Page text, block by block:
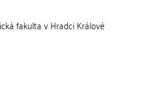
fakulta v Hradci Králové